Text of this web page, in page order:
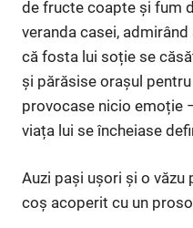
de fructe coapte și fum
veranda casei,
că fosta lui soție se
și părăsise orașul
provocase nicio emoție
viața lui se încheiase
Auzi pași ușori și o văzu
coș acoperit cu un